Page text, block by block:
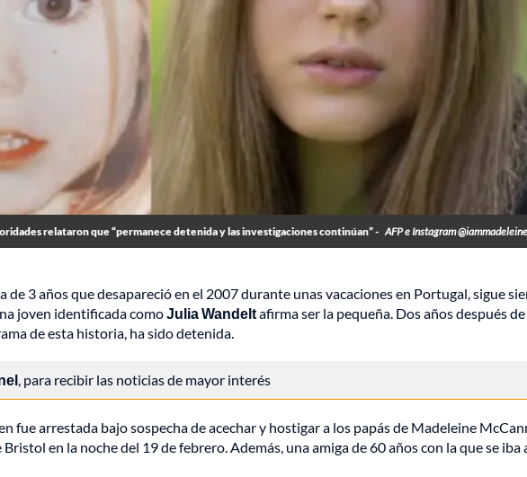
relataron que “permanece detenida y las investigaciones continúan” - AFP e Instagram
de 3 años que desapareció en el 2007 durante unas vacaciones en Portugal, sigue
joven identificada comoJulia Wandeltafirma ser la pequeña. Dos años después
de esta historia, ha sido detenida.
, para recibir las noticias de mayor interés
fue arrestada bajo sospecha de acechar y hostigar a los papás de Madeleine
en la noche del 19 de febrero. Además, una amiga de 60 años con la que se iba